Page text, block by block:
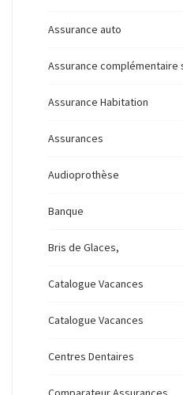
Assurance auto
Assurance complémentaire
Assurance Habitation
Assurances
Audioprothèse
Banque
Bris de Glaces,
Catalogue Vacances
Catalogue Vacances
Centres Dentaires